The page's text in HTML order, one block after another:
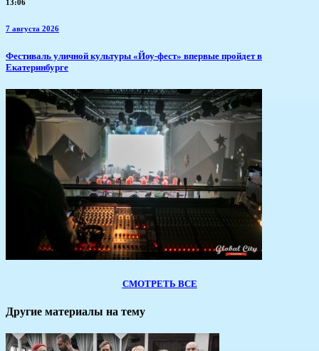
13:06
7 августа 2026
​Фестиваль уличной культуры «Йоу-фест» впервые пройдет в
Екатеринбурге
СМОТРЕТЬ ВСЕ
Другие материалы на тему